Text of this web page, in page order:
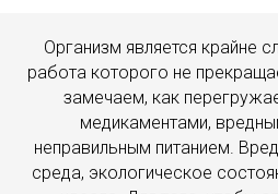
Организм является крайне
работа которого не
замечаем, как
медикаментами,
неправильным питанием.
среда, экологическое